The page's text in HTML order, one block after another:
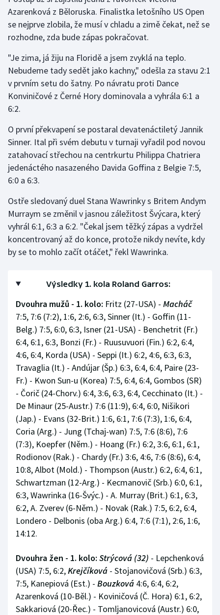
Azarenková z Běloruska. Finalistka letošního US Open
se nejprve zlobila, že musí v chladu a zimě čekat, než se
rozhodne, zda bude zápas pokračovat.
"Je zima, já žiju na Floridě a jsem zvyklá na teplo.
Nebudeme tady sedět jako kachny," odešla za stavu 2:1
v prvním setu do šatny. Po návratu proti Dance
Konviničové z Černé Hory dominovala a vyhrála 6:1 a
6:2.
O první překvapení se postaral devatenáctiletý Jannik
Sinner. Ital při svém debutu v turnaji vyřadil pod novou
zatahovací střechou na centrkurtu Philippa Chatriera
jedenáctého nasazeného Davida Goffina z Belgie 7:5,
6:0 a 6:3.
Ostře sledovaný duel Stana Wawrinky s Britem Andym
Murraym se změnil v jasnou záležitost Švýcara, který
vyhrál 6:1, 6:3 a 6:2. "Čekal jsem těžký zápas a vydržel
koncentrovaný až do konce, protože nikdy nevíte, kdy
by se to mohlo začít otáčet," řekl Wawrinka.
Výsledky 1. kola Roland Garros:
Dvouhra mužů - 1. kolo: Fritz (27-USA) - Macháč
7:5, 7:6 (7:2), 1:6, 2:6, 6:3, Sinner (It.) - Goffin (11-
Belg.) 7:5, 6:0, 6:3, Isner (21-USA) - Benchetrit (Fr.)
6:4, 6:1, 6:3, Bonzi (Fr.) - Ruusuvuori (Fin.) 6:2, 6:4,
4:6, 6:4, Korda (USA) - Seppi (It.) 6:2, 4:6, 6:3, 6:3,
Travaglia (It.) - Andújar (Šp.) 6:3, 6:4, 6:4, Paire (23-
Fr.) - Kwon Sun-u (Korea) 7:5, 6:4, 6:4, Gombos (SR)
- Čorič (24-Chorv.) 6:4, 3:6, 6:3, 6:4, Cecchinato (It.) -
De Minaur (25-Austr.) 7:6 (11:9), 6:4, 6:0, Nišikori
(Jap.) - Evans (32-Brit.) 1:6, 6:1, 7:6 (7:3), 1:6, 6:4,
Coria (Arg.) - Jung (Tchaj-wan) 7:5, 7:6 (8:6), 7:6
(7:3), Koepfer (Něm.) - Hoang (Fr.) 6:2, 3:6, 6:1, 6:1,
Rodionov (Rak.) - Chardy (Fr.) 3:6, 4:6, 7:6 (8:6), 6:4,
10:8, Albot (Mold.) - Thompson (Austr.) 6:2, 6:4, 6:1,
Schwartzman (12-Arg.) - Kecmanovič (Srb.) 6:0, 6:1,
6:3, Wawrinka (16-Švýc.) - A. Murray (Brit.) 6:1, 6:3,
6:2, A. Zverev (6-Něm.) - Novak (Rak.) 7:5, 6:2, 6:4,
Londero - Delbonis (oba Arg.) 6:4, 7:6 (7:1), 2:6, 1:6,
14:12.
Dvouhra žen - 1. kolo: Strýcová (32) - Lepchenková
(USA) 7:5, 6:2,Krejčíková - Stojanovičová (Srb.) 6:3,
7:5, Kanepiová (Est.) - Bouzková 4:6, 6:4, 6:2,
Azarenková (10-Běl.) - Koviničová (Č. Hora) 6:1, 6:2,
Sakkariová (20-Řec.) - Tomljanovicová (Austr.) 6:0,